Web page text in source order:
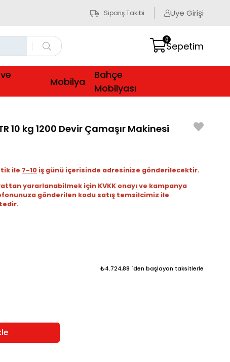
Sipariş Takibi Üye Girişi
Sepetim
0
Mobilya
Bahçe
Mobilyası
10 kg 1200 Devir Çamaşır Makinesi
ile 7-10 iş günü içerisinde adresinize gönderilecektir.
yararlanabilmek için KVKK onayı ve kampanya
gönderilen kodu satış temsilcimiz ile
₺4.724,88 `den başlayan taksitlerle